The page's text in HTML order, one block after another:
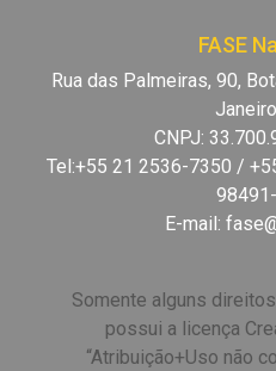
FASE
Rua das Palmeiras, 90,
CNPJ:
Tel:+55 21 2536-7350 /
E-mail:
Somente alguns
possui a licença
“Atribuição+Uso não